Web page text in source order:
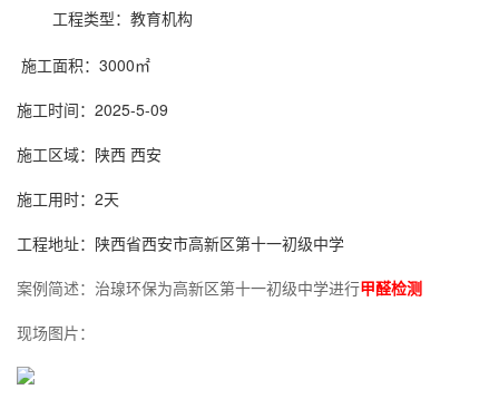
工程类型：教育机构
施工面积：3000㎡
施工时间：2025-5-09
施工区域：陕西 西安
施工用时：2天
工程地址：陕西省西安市高新区第十一初级中学
案例简述：治瑔环保为高新区第十一初级中学进行甲醛检测
现场图片：